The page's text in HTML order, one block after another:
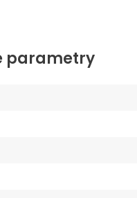
parametry